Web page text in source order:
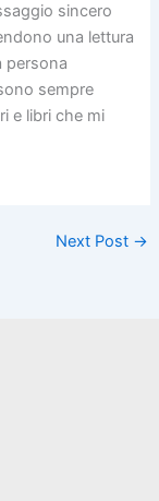
sincero
una lettura
persona
sempre
e libri che mi
Next Post →